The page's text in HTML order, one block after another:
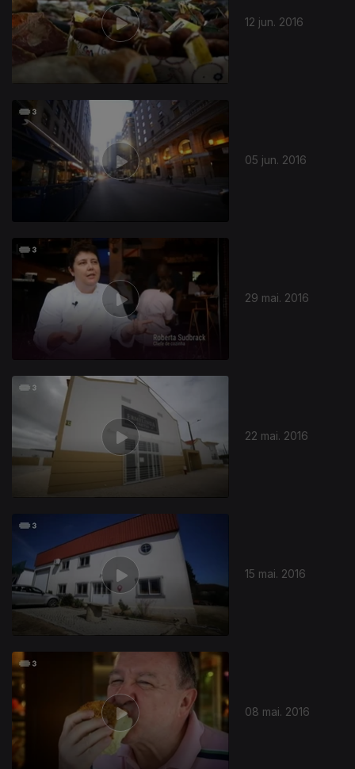
12 jun. 2016
05 jun. 2016
29 mai. 2016
22 mai. 2016
15 mai. 2016
08 mai. 2016
233837